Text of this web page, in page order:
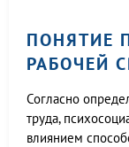
ПОНЯТИЕ
РАБОЧЕЙ
Согласно
труда,
влиянием